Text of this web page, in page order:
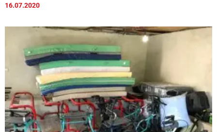
16.07.2020